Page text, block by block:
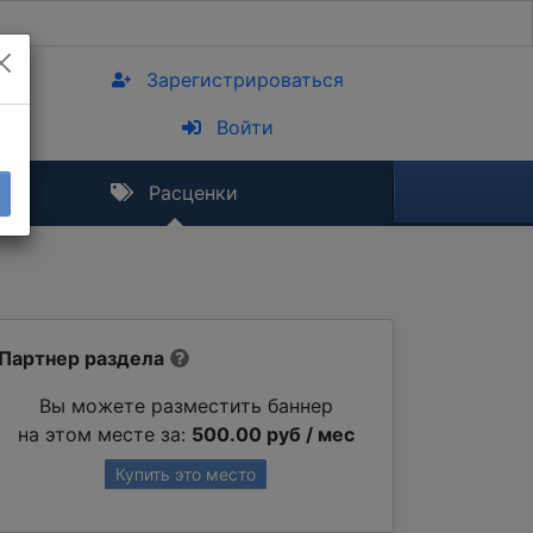
Зарегистрироваться
Войти
Расценки
Партнер раздела
Вы можете разместить баннер
на этом месте за: 500.00 руб / мес
Купить это место